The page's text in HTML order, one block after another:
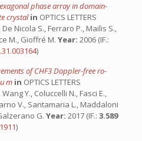
phase array in domain-
crystalin OPTICS LETTERS
Nicola S., Ferraro P., Mailis S.,
M., Gioffré M. Year: 2006 (IF.:
)
of CHF3 Doppler-free ro-
m in OPTICS LETTERS
Y., Coluccelli N., Fasci E.,
V., Santamaria L., Maddaloni
G. Year: 2017 (IF.: 3.589
)